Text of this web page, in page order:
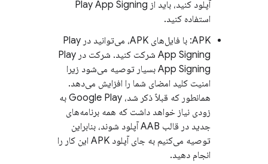
آپلود کنید، باید از Play App Signing
استفاده کنید.
APK: با فایل‌های APK، می‌توانید در Play
App Signing شرکت کنید. شرکت در Play
App Signing بسیار توصیه می‌شود زیرا
امنیت کلید امضای شما را افزایش می‌دهد.
همانطور که قبلاً ذکر شد، Google Play به
زودی نیاز خواهد داشت که همه برنامه‌های
جدید در قالب AAB آپلود شوند، بنابراین
توصیه می‌کنیم به جای آپلود APK این کار را
انجام دهید.